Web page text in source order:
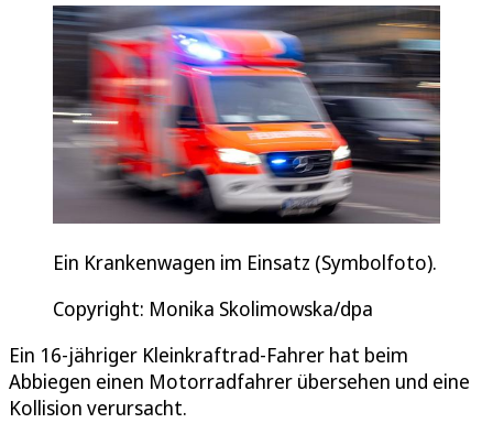
Ein Krankenwagen im Einsatz (Symbolfoto).
Copyright: Monika Skolimowska/dpa
Ein 16-jähriger Kleinkraftrad-Fahrer hat beim
Abbiegen einen Motorradfahrer übersehen und eine
Kollision verursacht.